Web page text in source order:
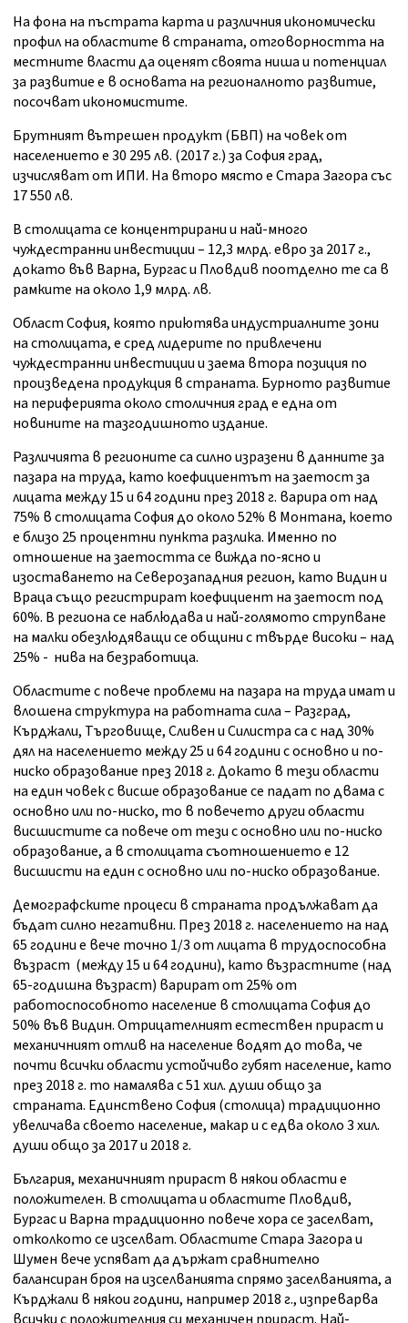
На фона на пъстрата карта и различния икономически
профил на областите в страната, отговорността на
местните власти да оценят своята ниша и потенциал
за развитие е в основата на регионалното развитие,
посочват икономистите.
Брутният вътрешен продукт (БВП) на човек от
населението е30 295 лв. (2017 г.)за София град,
изчисляват от ИПИ. На второ място е Стара Загора със
17 550 лв.
В столицата се концентрирани и най-много
чуждестранни инвестиции – 12,3 млрд. евро за 2017 г.,
докато във Варна, Бургас и Пловдив поотделно те са в
рамките на около 1,9 млрд. лв.
Област София, която приютява индустриалните зони
на столицата, е сред лидерите по привлечени
чуждестранни инвестиции и заема втора позиция по
произведена продукция в страната. Бурното развитие
на периферията около столичния град е една от
новините на тазгодишното издание.
Различията в регионите са силно изразени в данните за
пазара на труда, като коефициентът на заетост за
лицата между 15 и 64 години през 2018 г. варира от над
75% в столицата София до около 52% в Монтана, което
е близо 25 процентни пункта разлика. Именно по
отношение на заетостта се вижда по-ясно и
изоставането на Северозападния регион, като Видин и
Враца също регистрират коефициент на заетост под
60%. В региона се наблюдава и най-голямото струпване
на малки обезлюдяващи се общини с твърде високи – над
25% - нива на безработица.
Областите с повече проблеми на пазара на труда имат и
влошена структура на работната сила – Разград,
Кърджали, Търговище, Сливен и Силистра са с над 30%
дял на населението между 25 и 64 години с основно и по-
ниско образование през 2018 г. Докато в тези области
на един човек с висше образование се падат по двама с
основно или по-ниско, то в повечето други области
висшистите са повече от тези с основно или по-ниско
образование, а в столицата съотношението е 12
висшисти на един с основно или по-ниско образование.
Демографските процеси в страната продължават да
бъдат силно негативни. През 2018 г. населението на над
65 години е вече точно 1/3 от лицата в трудоспособна
възраст (между 15 и 64 години), като възрастните (над
65-годишна възраст) варират от 25% от
работоспособното население в столицата София до
50% във Видин. Отрицателният естествен прираст и
механичният отлив на население водят до това, че
почти всички области устойчиво губят население, като
през 2018 г. то намалява с 51 хил. души общо за
страната. Единствено София (столица) традиционно
увеличава своето население, макар и с едва около 3 хил.
души общо за 2017 и 2018 г.
България, механичният прираст в някои области е
положителен. В столицата и областите Пловдив,
Бургас и Варна традиционно повече хора се заселват,
отколкото се изселват. Областите Стара Загора и
Шумен вече успяват да държат сравнително
балансиран броя на изселванията спрямо заселванията, а
Кърджали в някои години, например 2018 г., изпреварва